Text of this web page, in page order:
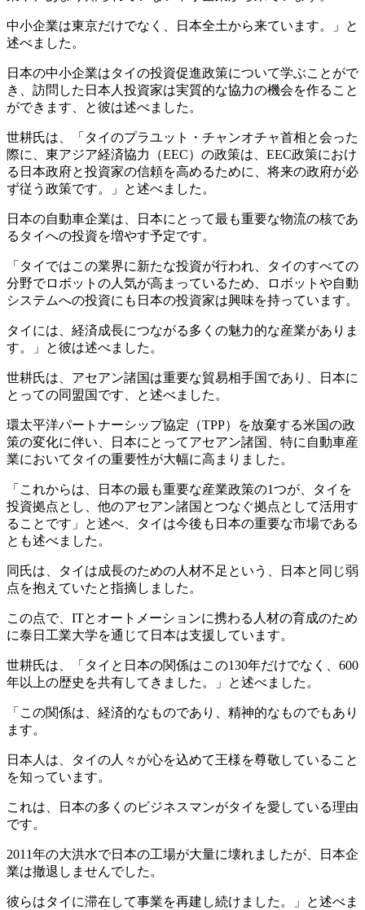
中小企業は東京だけでなく、日本全土から来ています。」と
述べました。
日本の中小企業はタイの投資促進政策について学ぶことがで
き、訪問した日本人投資家は実質的な協力の機会を作ること
ができます、と彼は述べました。
世耕氏は、「タイのプラユット・チャンオチャ首相と会った
際に、東アジア経済協力（EEC）の政策は、EEC政策におけ
る日本政府と投資家の信頼を高めるために、将来の政府が必
ず従う政策です。」と述べました。
日本の自動車企業は、日本にとって最も重要な物流の核であ
るタイへの投資を増やす予定です。
「タイではこの業界に新たな投資が行われ、タイのすべての
分野でロボットの人気が高まっているため、ロボットや自動
システムへの投資にも日本の投資家は興味を持っています。
タイには、経済成長につながる多くの魅力的な産業がありま
す。」と彼は述べました。
世耕氏は、アセアン諸国は重要な貿易相手国であり、日本に
とっての同盟国です、と述べました。
環太平洋パートナーシップ協定（TPP）を放棄する米国の政
策の変化に伴い、日本にとってアセアン諸国、特に自動車産
業においてタイの重要性が大幅に高まりました。
「これからは、日本の最も重要な産業政策の1つが、タイを
投資拠点とし、他のアセアン諸国とつなぐ拠点として活用す
ることです」と述べ、タイは今後も日本の重要な市場である
とも述べました。
同氏は、タイは成長のための人材不足という、日本と同じ弱
点を抱えていたと指摘しました。
この点で、ITとオートメーションに携わる人材の育成のため
に泰日工業大学を通じて日本は支援しています。
世耕氏は、「タイと日本の関係はこの130年だけでなく、600
年以上の歴史を共有してきました。」と述べました。
「この関係は、経済的なものであり、精神的なものでもあり
ます。
日本人は、タイの人々が心を込めて王様を尊敬していること
を知っています。
これは、日本の多くのビジネスマンがタイを愛している理由
です。
2011年の大洪水で日本の工場が大量に壊れましたが、日本企
業は撤退しませんでした。
彼らはタイに滞在して事業を再建し続けました。」と述べま